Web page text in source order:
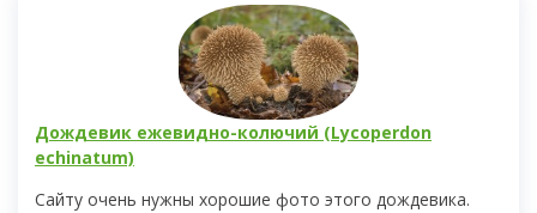
Дождевик ежевидно-колючий (Lycoperdon
echinatum)
Сайту очень нужны хорошие фото этого дождевика.